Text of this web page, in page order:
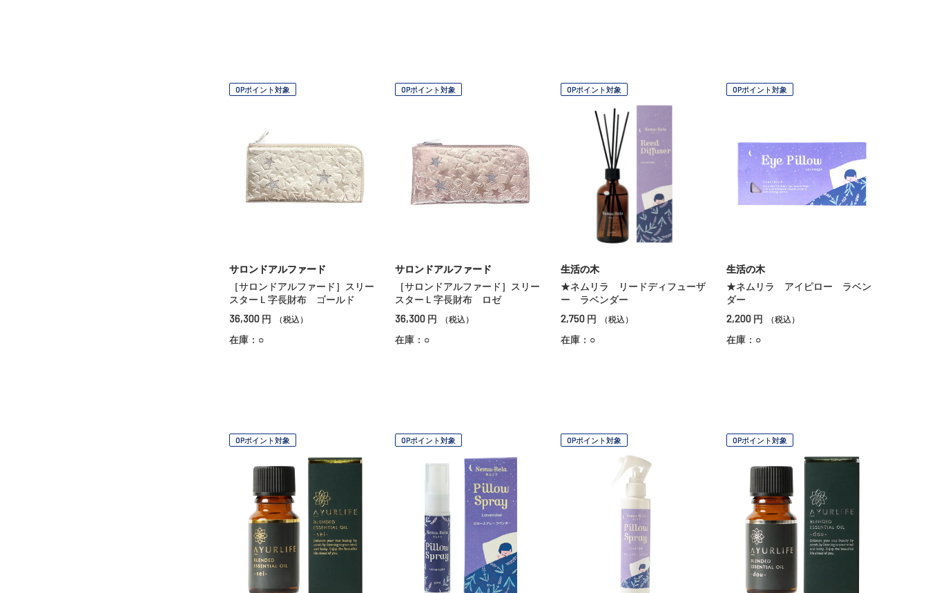
OPポイント対象
サロンドアルファード
［サロンドアルファード］スリー
スターＬ字長財布 ゴールド
36,300 円 （税込）
在庫：○
OPポイント対象
サロンドアルファード
［サロンドアルファード］スリー
スターＬ字長財布 ロゼ
36,300 円 （税込）
在庫：○
OPポイント対象
生活の木
★ネムリラ リードディフューザ
ー ラベンダー
2,750 円 （税込）
在庫：○
OPポイント対象
生活の木
★ネムリラ アイピロー ラベン
ダー
2,200 円 （税込）
在庫：○
OPポイント対象 OPポイント対象 OPポイント対象 OPポイント対象